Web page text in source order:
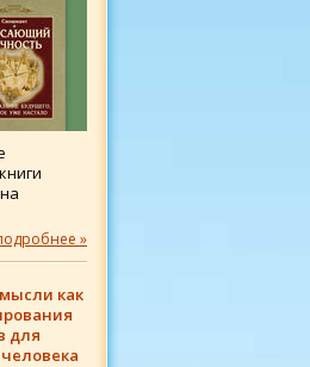
»
как
для